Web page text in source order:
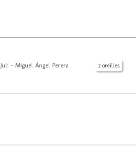
- Miguel Ángel Perera 2 oreilles